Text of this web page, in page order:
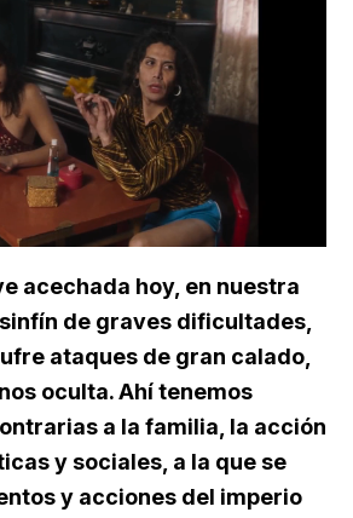
Loaded:
57.99%
acechada hoy, en nuestra
de graves dificultades,
ataques de gran calado,
oculta. Ahí tenemos
a la familia, la acción
y sociales, a la que se
y acciones del imperio